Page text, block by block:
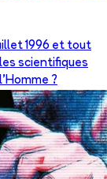
1996 et tout
scientifiques
?